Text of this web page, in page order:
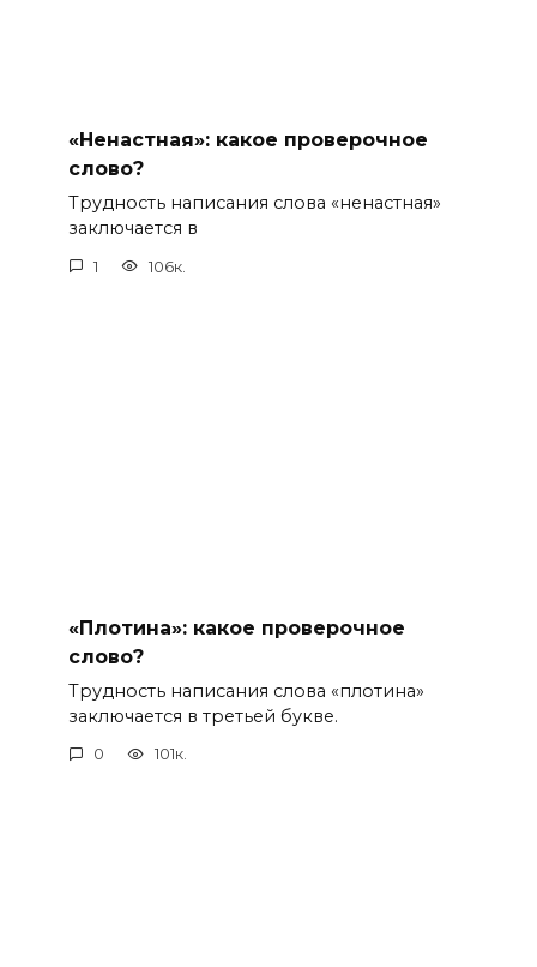
«Ненастная»: какое проверочное
слово?
Трудность написания слова «ненастная»
заключается в
1 106к.
«Плотина»: какое проверочное
слово?
Трудность написания слова «плотина»
заключается в третьей букве.
0 101к.